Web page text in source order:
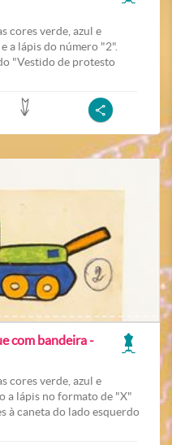
cores verde, azul e
a lápis do número "2".
"Vestido de protesto
com bandeira -
cores verde, azul e
a lápis no formato de "X"
à caneta do lado esquerdo